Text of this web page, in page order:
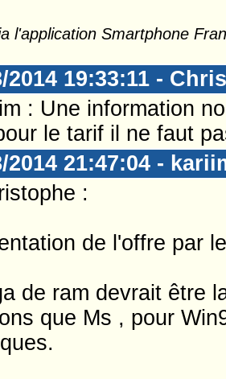
l'application Smartphone
2014 19:33:11 -
: Une information
le tarif il ne faut
2014 21:47:04 -
:
de l'offre par
de ram devrait être
que Ms , pour